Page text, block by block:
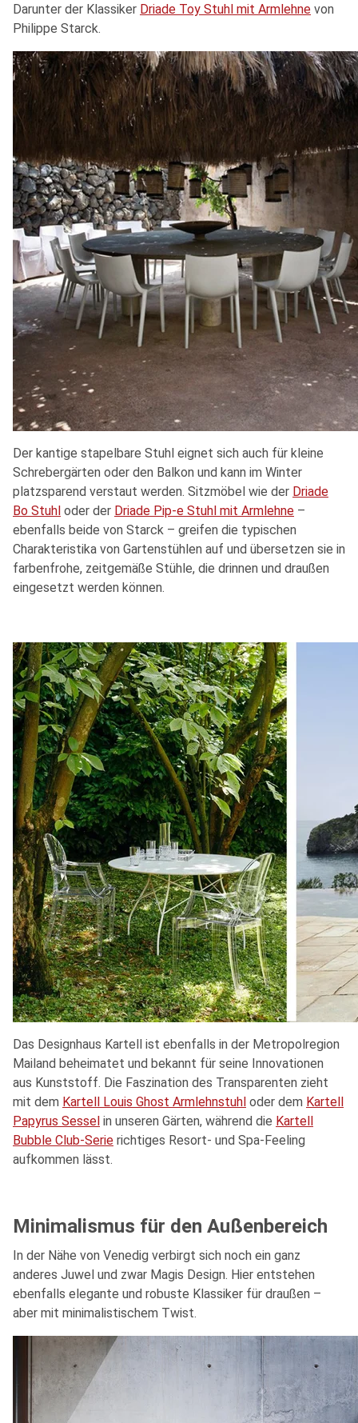
Darunter der Klassiker Driade Toy Stuhl mit Armlehne von
Philippe Starck.
Der kantige stapelbare Stuhl eignet sich auch für kleine
Schrebergärten oder den Balkon und kann im Winter
platzsparend verstaut werden. Sitzmöbel wie der Driade
Bo Stuhl oder der Driade Pip-e Stuhl mit Armlehne –
ebenfalls beide von Starck – greifen die typischen
Charakteristika von Gartenstühlen auf und übersetzen sie in
farbenfrohe, zeitgemäße Stühle, die drinnen und draußen
eingesetzt werden können.
Das Designhaus Kartell ist ebenfalls in der Metropolregion
Mailand beheimatet und bekannt für seine Innovationen
aus Kunststoff. Die Faszination des Transparenten zieht
mit dem Kartell Louis Ghost Armlehnstuhl oder dem Kartell
Papyrus Sessel in unseren Gärten, während die Kartell
Bubble Club-Serie richtiges Resort- und Spa-Feeling
aufkommen lässt.
Minimalismus für den Außenbereich
In der Nähe von Venedig verbirgt sich noch ein ganz
anderes Juwel und zwar Magis Design. Hier entstehen
ebenfalls elegante und robuste Klassiker für draußen –
aber mit minimalistischem Twist.